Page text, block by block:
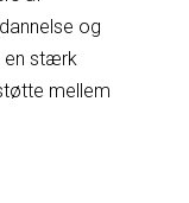
og
en stærk
mellem